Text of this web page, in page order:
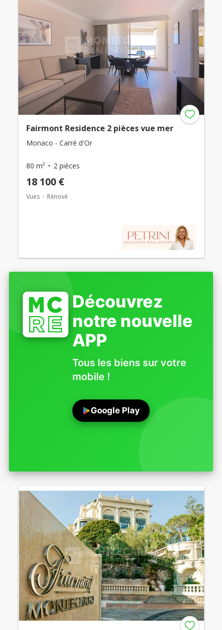
Fairmont Residence 2 pièces vue mer
Monaco - Carré d'Or
80 m² 2 pièces
18 100 €
Vues Rénové
Découvrez
notre nouvelle
APP
Tous les biens sur votre
mobile !
Google Play